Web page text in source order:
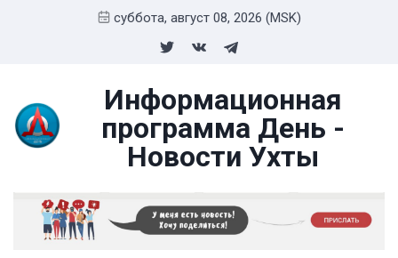
суббота, август 08, 2026 (MSK)
Информационная
программа День -
Новости Ухты